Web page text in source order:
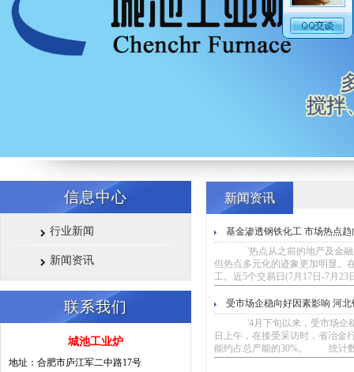
信息中心
行业新闻
新闻资讯
联系我们
城池工业炉
地址：合肥市庐江军二中路17号
新闻资讯
基金渗透钢铁化工 市场热点趋
'热点从之前的地产及金融逐
但热点多元化的迹象更加明显。
工。近5个交易日(7月17日-7月
受市场企稳向好因素影响 河
'4月下旬以来，受市场企稳向
日上午，在接受采访时，省冶
能约占总产能的30%。 统计数